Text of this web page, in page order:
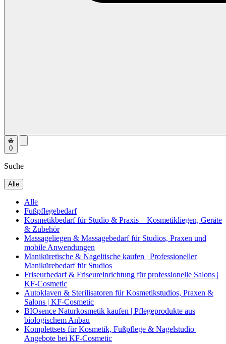
0
Suche
Alle
Alle
Fußpflegebedarf
Kosmetikbedarf für Studio & Praxis – Kosmetikliegen, Geräte
& Zubehör
Massageliegen & Massagebedarf für Studios, Praxen und
mobile Anwendungen
Maniküretische & Nageltische kaufen | Professioneller
Manikürebedarf für Studios
Friseurbedarf & Friseureinrichtung für professionelle Salons |
KF-Cosmetic
Autoklaven & Sterilisatoren für Kosmetikstudios, Praxen &
Salons | KF-Cosmetic
BIOsence Naturkosmetik kaufen | Pflegeprodukte aus
biologischem Anbau
Komplettsets für Kosmetik, Fußpflege & Nagelstudio |
Angebote bei KF-Cosmetic